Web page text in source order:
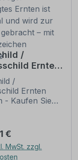
/
Ernten
- Kaufen
Erdbeeren
Erzeuger
Anzeige
– mit
/
Ernten
- Kaufen Sie
Ernten ist
und wird zur
– mit
Preis:
€
MwSt. zzgl.